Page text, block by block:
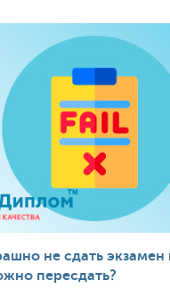
не сдать экзамен
пересдать?